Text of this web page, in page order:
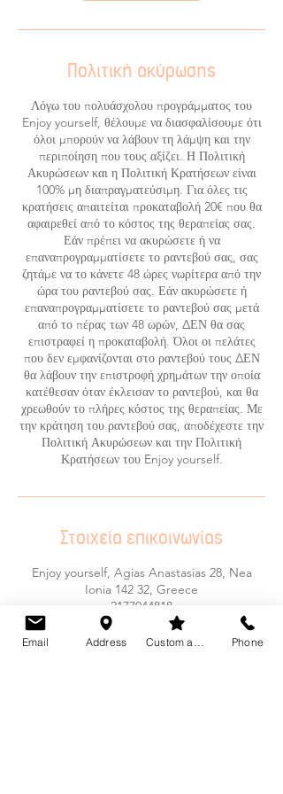
Πολιτική ακύρωσης
Λόγω του πολυάσχολου προγράμματος του
Enjoy yourself, θέλουμε να διασφαλίσουμε ότι
όλοι μπορούν να λάβουν τη λάμψη και την
περιποίηση που τους αξίζει. Η Πολιτική
Ακυρώσεων και η Πολιτική Κρατήσεων είναι
100% μη διαπραγματεύσιμη. Για όλες τις
κρατήσεις απαιτείται προκαταβολή 20€ που θα
αφαιρεθεί από το κόστος της θεραπείας σας.
Εάν πρέπει να ακυρώσετε ή να
επαναπρογραμματίσετε το ραντεβού σας, σας
ζητάμε να το κάνετε 48 ώρες νωρίτερα από την
ώρα του ραντεβού σας. Εάν ακυρώσετε ή
επαναπρογραμματίσετε το ραντεβού σας μετά
από το πέρας των 48 ωρών, ΔΕΝ θα σας
επιστραφεί η προκαταβολή. Όλοι οι πελάτες
που δεν εμφανίζονται στο ραντεβού τους ΔΕΝ
θα λάβουν την επιστροφή χρημάτων την οποία
κατέθεσαν όταν έκλεισαν το ραντεβού, και θα
χρεωθούν το πλήρες κόστος της θεραπείας. Με
την κράτηση του ραντεβού σας, αποδέχεστε την
Πολιτική Ακυρώσεων και την Πολιτική
Κρατήσεων του Enjoy yourself.
Στοιχεία επικοινωνίας
Enjoy yourself, Agias Anastasias 28, Nea
Ionia 142 32, Greece
2177044818
enjoyyourself.studio@gmail.com
Email Address Phone